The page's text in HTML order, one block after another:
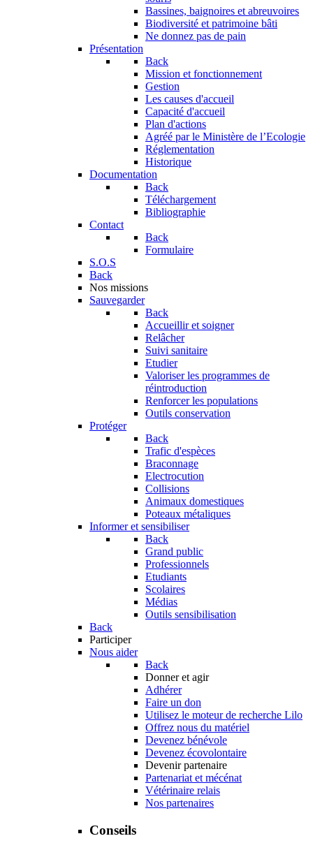
Bassines, baignoires et abreuvoires
Biodiversité et patrimoine bâti
Ne donnez pas de pain
Présentation
Back
Mission et fonctionnement
Gestion
Les causes d'accueil
Capacité d'accueil
Plan d'actions
Agréé par le Ministère de l’Ecologie
Réglementation
Historique
Documentation
Back
Téléchargement
Bibliographie
Contact
Back
Formulaire
S.O.S
Back
Nos missions
Sauvegarder
Back
Accueillir et soigner
Relâcher
Suivi sanitaire
Etudier
Valoriser les programmes de
réintroduction
Renforcer les populations
Outils conservation
Protéger
Back
Trafic d'espèces
Braconnage
Electrocution
Collisions
Animaux domestiques
Poteaux métaliques
Informer et sensibiliser
Back
Grand public
Professionnels
Etudiants
Scolaires
Médias
Outils sensibilisation
Back
Participer
Nous aider
Back
Donner et agir
Adhérer
Faire un don
Utilisez le moteur de recherche Lilo
Offrez nous du matériel
Devenez bénévole
Devenez écovolontaire
Devenir partenaire
Partenariat et mécénat
Vétérinaire relais
Nos partenaires
Conseils